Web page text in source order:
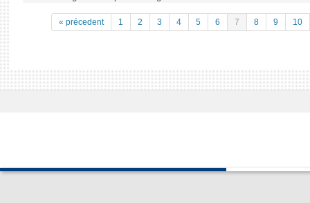
« précedent 1 2 3 4 5 6 7 8 9 10